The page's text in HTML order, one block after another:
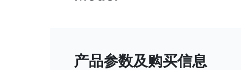
产品参数及购买信息